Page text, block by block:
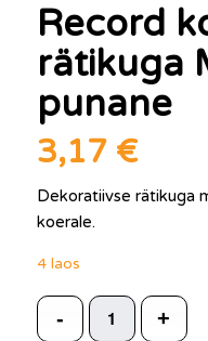
Record
rätikuga
punane
3,17 €
Dekoratiivse rätikuga
koerale.
4 laos